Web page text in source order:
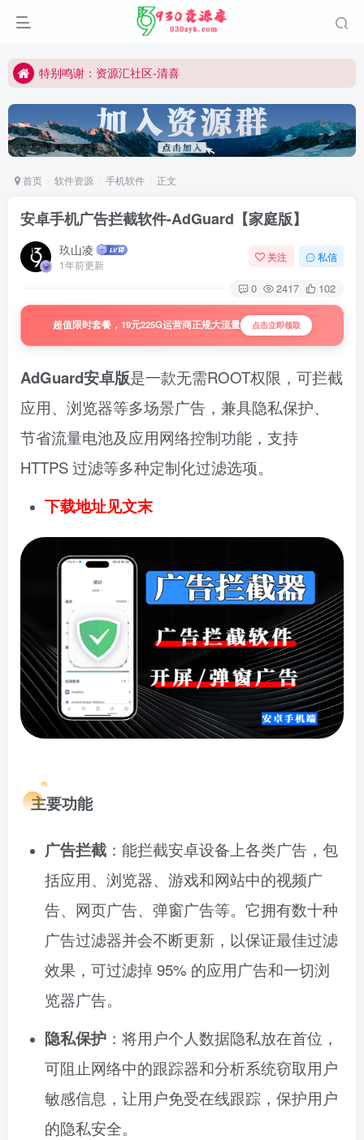
切勿用于商业或非法用途
特别鸣谢：资源汇社区-清喜
所有内容仅作学习研究
切勿用于商业或非法用途
公众号:930资源库
首页 软件资源 手机软件 正文
安卓手机广告拦截软件-AdGuard【家庭版】
玖山凌
1年前更新
关注 私信
0 2417 102
超值限时套餐，19元225G运营商正规大流量 点击立即领取
AdGuard安卓版是一款无需ROOT权限，可拦截
应用、浏览器等多场景广告，兼具隐私保护、
节省流量电池及应用网络控制功能，支持
HTTPS 过滤等多种定制化过滤选项。
下载地址见文末
主要功能
广告拦截 ：能拦截安卓设备上各类广告，包
括应用、浏览器、游戏和网站中的视频广
告、网页广告、弹窗广告等。它拥有数十种
广告过滤器并会不断更新，以保证最佳过滤
效果，可过滤掉 95% 的应用广告和一切浏
览器广告。
隐私保护 ：将用户个人数据隐私放在首位，
可阻止网络中的跟踪器和分析系统窃取用户
敏感信息，让用户免受在线跟踪，保护用户
的隐私安全。